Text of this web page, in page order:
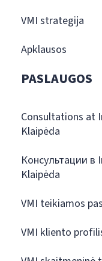
VMI strategija
Apklausos
PASLAUGOS
Consultations at
Klaipėda
Консультации в
Klaipėda
VMI teikiamos
VMI kliento